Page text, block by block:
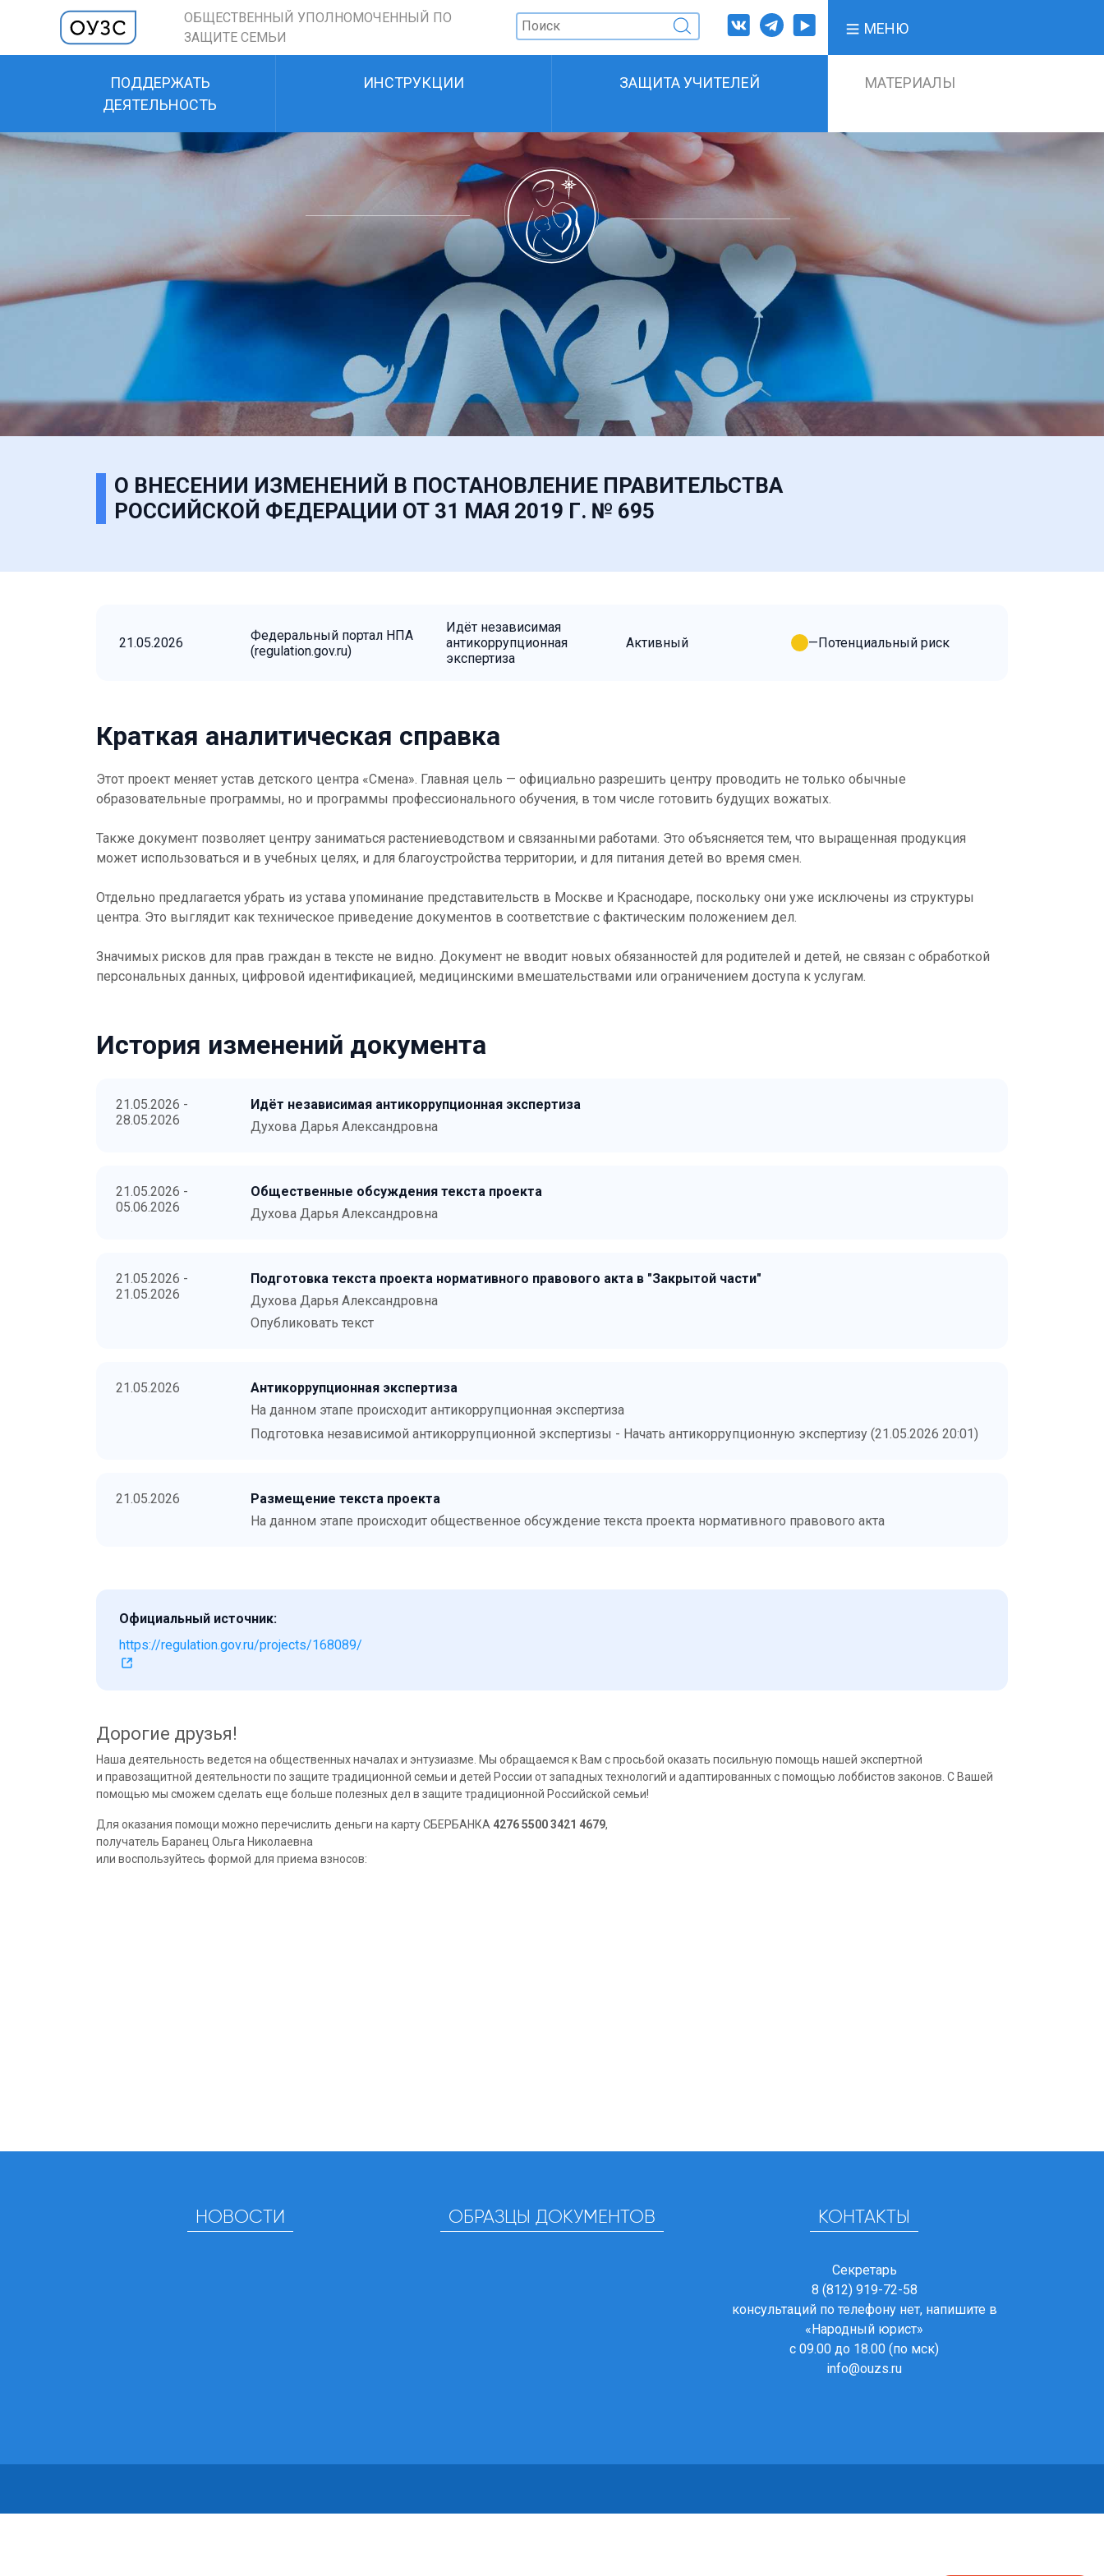
ОБЩЕСТВЕННЫЙ УПОЛНОМОЧЕННЫЙ ПО
ЗАЩИТЕ СЕМЬИ
МЕНЮ
ПОДДЕРЖАТЬ
ДЕЯТЕЛЬНОСТЬ
ИНСТРУКЦИИ ЗАЩИТА УЧИТЕЛЕЙ МАТЕРИАЛЫ
О ВНЕСЕНИИ ИЗМЕНЕНИЙ В ПОСТАНОВЛЕНИЕ ПРАВИТЕЛЬСТВА
РОССИЙСКОЙ ФЕДЕРАЦИИ ОТ 31 МАЯ 2019 Г. № 695
21.05.2026
Федеральный портал НПА
(regulation.gov.ru)
Идёт независимая
антикоррупционная
экспертиза
Активный —Потенциальный риск
Краткая аналитическая справка
Этот проект меняет устав детского центра «Смена». Главная цель — официально разрешить центру проводить не только обычные
образовательные программы, но и программы профессионального обучения, в том числе готовить будущих вожатых.
Также документ позволяет центру заниматься растениеводством и связанными работами. Это объясняется тем, что выращенная продукция
может использоваться и в учебных целях, и для благоустройства территории, и для питания детей во время смен.
Отдельно предлагается убрать из устава упоминание представительств в Москве и Краснодаре, поскольку они уже исключены из структуры
центра. Это выглядит как техническое приведение документов в соответствие с фактическим положением дел.
Значимых рисков для прав граждан в тексте не видно. Документ не вводит новых обязанностей для родителей и детей, не связан с обработкой
персональных данных, цифровой идентификацией, медицинскими вмешательствами или ограничением доступа к услугам.
История изменений документа
21.05.2026 -
28.05.2026
Идёт независимая антикоррупционная экспертиза
Духова Дарья Александровна
21.05.2026 -
05.06.2026
Общественные обсуждения текста проекта
Духова Дарья Александровна
21.05.2026 -
21.05.2026
Подготовка текста проекта нормативного правового акта в "Закрытой части"
Духова Дарья Александровна
Опубликовать текст
21.05.2026
Антикоррупционная экспертиза
На данном этапе происходит антикоррупционная экспертиза
Подготовка независимой антикоррупционной экспертизы - Начать антикоррупционную экспертизу (21.05.2026 20:01)
21.05.2026
Размещение текста проекта
На данном этапе происходит общественное обсуждение текста проекта нормативного правового акта
Официальный источник:
https://regulation.gov.ru/projects/168089/
Дорогие друзья!
Наша деятельность ведется на общественных началах и энтузиазме. Мы обращаемся к Вам с просьбой оказать посильную помощь нашей экспертной
и правозащитной деятельности по защите традиционной семьи и детей России от западных технологий и адаптированных с помощью лоббистов законов. С Вашей
помощью мы сможем сделать еще больше полезных дел в защите традиционной Российской семьи!
Для оказания помощи можно перечислить деньги на карту СБЕРБАНКА 4276 5500 3421 4679,
получатель Баранец Ольга Николаевна
или воспользуйтесь формой для приема взносов:
НОВОСТИ ОБРАЗЦЫ ДОКУМЕНТОВ КОНТАКТЫ
Секретарь
8 (812) 919-72-58
консультаций по телефону нет, напишите в
«Народный юрист»
с 09.00 до 18.00 (по мск)
info@ouzs.ru